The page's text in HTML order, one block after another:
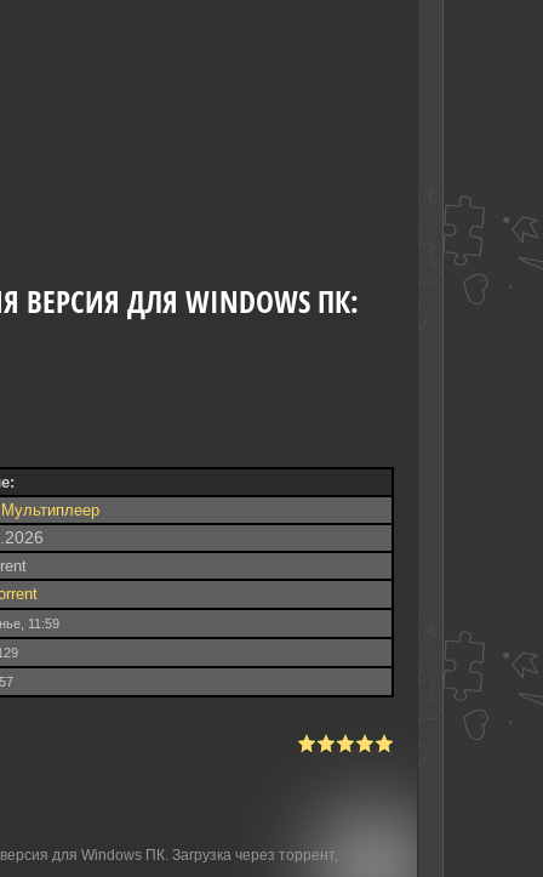
ДЛЯ WINDOWS ПК:
Мультиплеер
11:59
для Windows ПК. Загрузка через торрент,